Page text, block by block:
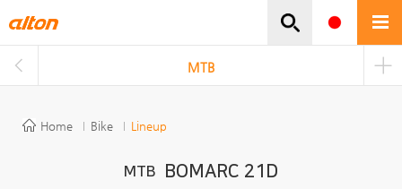
MTB
Home Bike Lineup
MTB BOMARC 21D